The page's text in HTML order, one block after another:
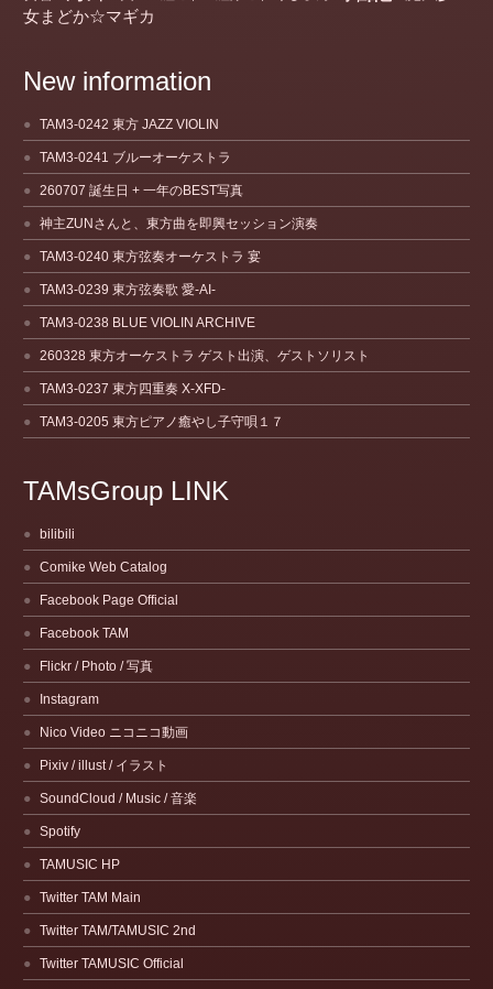
女まどか☆マギカ
New information
TAM3-0242 東方 JAZZ VIOLIN
TAM3-0241 ブルーオーケストラ
260707 誕生日 + 一年のBEST写真
神主ZUNさんと、東方曲を即興セッション演奏
TAM3-0240 東方弦奏オーケストラ 宴
TAM3-0239 東方弦奏歌 愛-AI-
TAM3-0238 BLUE VIOLIN ARCHIVE
260328 東方オーケストラ ゲスト出演、ゲストソリスト
TAM3-0237 東方四重奏 X-XFD-
TAM3-0205 東方ピアノ癒やし子守唄１７
TAMsGroup LINK
bilibili
Comike Web Catalog
Facebook Page Official
Facebook TAM
Flickr / Photo / 写真
Instagram
Nico Video ニコニコ動画
Pixiv / illust / イラスト
SoundCloud / Music / 音楽
Spotify
TAMUSIC HP
Twitter TAM Main
Twitter TAM/TAMUSIC 2nd
Twitter TAMUSIC Official